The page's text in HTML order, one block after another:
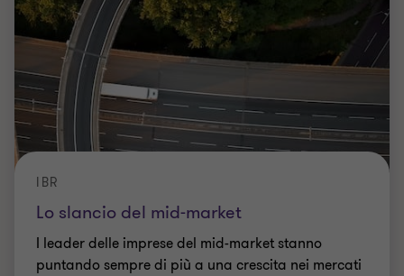
Lo slancio del mid-market
IBR
I leader delle imprese del mid-market stanno
puntando sempre di più a una crescita nei mercati